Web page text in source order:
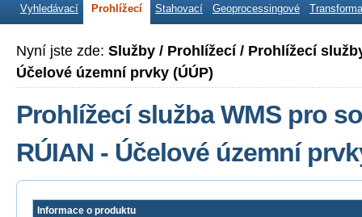
Vyhledávací Prohlížecí Stahovací Geoprocessingové
Nyní jste zde: Služby / Prohlížecí / Prohlížecí
Účelové územní prvky (ÚÚP)
Prohlížecí služba WMS pro
RÚIAN - Účelové územní
Informace o produktu